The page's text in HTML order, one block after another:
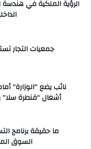
جمعيات التجار
نائب يضع “الوزارة”
أشغال “قنطرة سلا”
ما حقيقة برنامج
السوق